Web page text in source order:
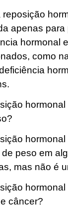
reposição
apenas
hormonal
como
peso em
mas não é
câncer?